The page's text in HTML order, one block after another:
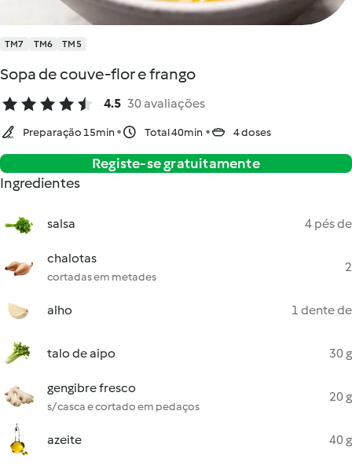
TM7 TM6 TM5
Sopa de couve-flor e frango
4.5 30 avaliações
Preparação 15min Total 40min 4 doses
Registe-se gratuitamente
Ingredientes
salsa 4 pés de
chalotas
cortadas em metades
2
alho 1 dente de
talo de aipo 30 g
gengibre fresco
s/ casca e cortado em pedaços
20 g
azeite 40 g